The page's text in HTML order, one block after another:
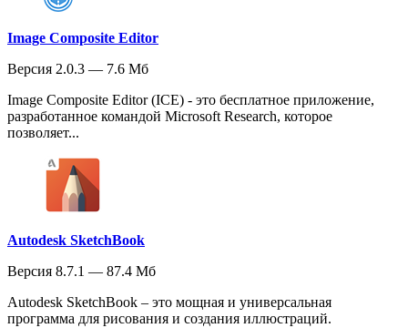
Image Composite Editor
Версия 2.0.3 — 7.6 Мб
Image Composite Editor (ICE) - это бесплатное приложение,
разработанное командой Microsoft Research, которое
позволяет...
Autodesk SketchBook
Версия 8.7.1 — 87.4 Мб
Autodesk SketchBook – это мощная и универсальная
программа для рисования и создания иллюстраций.